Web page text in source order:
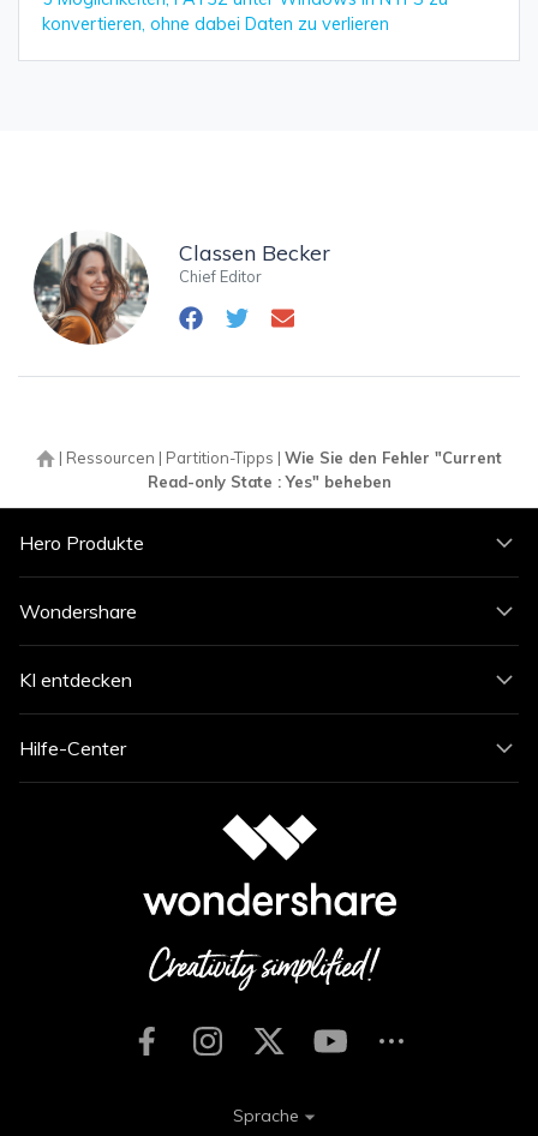
konvertieren, ohne dabei Daten zu verlieren
Classen Becker
Chief Editor
| Ressourcen | Partition-Tipps | Wie Sie den Fehler "Current
Read-only State : Yes" beheben
Hero Produkte
Wondershare
KI entdecken
Hilfe-Center
Sprache